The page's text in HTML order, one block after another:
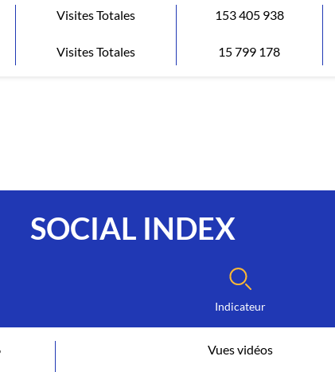
Visites Totales 153 405 938
Visites Totales 15 799 178
SOCIAL INDEX
Indicateur
Vues vidéos